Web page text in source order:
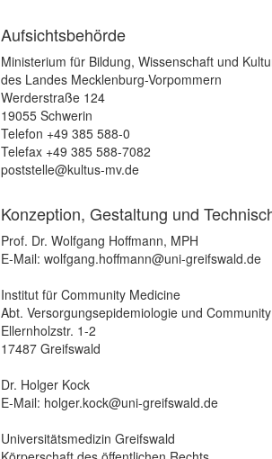
Aufsichtsbehörde
Ministerium für Bildung, Wissenschaft und
des Landes Mecklenburg-Vorpommern
Werderstraße 124
19055 Schwerin
Telefon +49 385 588-0
Telefax +49 385 588-7082
poststelle@kultus-mv.de
Konzeption, Gestaltung und
Prof. Dr. Wolfgang Hoffmann, MPH
E-Mail: wolfgang.hoffmann@uni-greifswald.de
Institut für Community Medicine
Abt. Versorgungsepidemiologie und
Ellernholzstr. 1-2
17487 Greifswald
Dr. Holger Kock
E-Mail: holger.kock@uni-greifswald.de
Universitätsmedizin Greifswald